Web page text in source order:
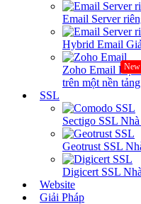
Email Server
Hybrid Email
Zoho Email New
Hệ
trên một nền
SSL
Sectigo SSL
Geotrust SSL
Digicert SSL
Website
Giải Pháp